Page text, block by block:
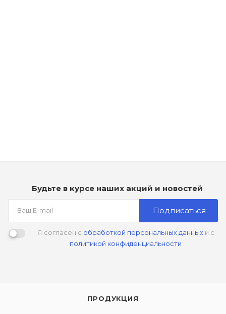
Будьте в курсе наших акций и новостей
Подписаться
Я согласен с обработкой персональных данныхи с
политикой конфиденциальности
ПРОДУКЦИЯ